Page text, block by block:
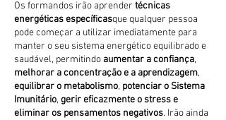
Os formandos irão aprender técnicas
energéticas específicasque qualquer pessoa
pode começar a utilizar imediatamente para
manter o seu sistema energético equilibrado e
saudável, permitindo aumentar a confiança,
melhorar a concentração e a aprendizagem,
equilibrar o metabolismo, potenciar o Sistema
Imunitário, gerir eficazmente o stress e
eliminar os pensamentos negativos. Irão ainda